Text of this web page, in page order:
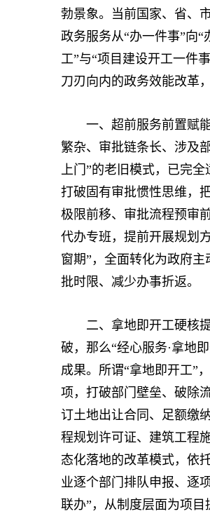
勃景象。当前国家、省、
政务服务从“办一件事”向
工”与“项目建设开工一件
刀刃向内的政务效能改革
一、超前服务前置赋能
繁杂、审批链条长、涉及
上门”的老旧模式，已完
打破固有审批惯性思维，
极限前移、审批流程预审
代办专班，提前开展规划
窗期”，全面转化为政府
批时限、减少办事折返。
二、拿地即开工硬核提
破，那么“经心服务·拿地
成果。所谓“拿地即开工”
项，打破部门壁垒、破除
订土地出让合同、足额缴
程规划许可证、建筑工程
态化落地的改革模式，依
业逐个部门排队申报、逐
联办”，从制度层面为项目